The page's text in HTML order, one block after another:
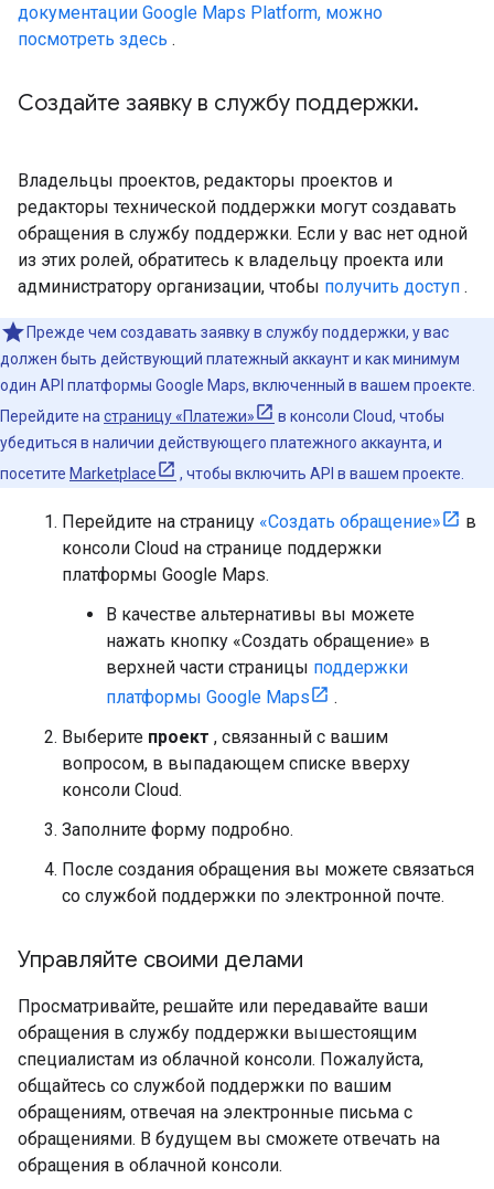
документации Google Maps Platform, можно
посмотреть здесь .
Создайте заявку в службу поддержки.
Владельцы проектов, редакторы проектов и
редакторы технической поддержки могут создавать
обращения в службу поддержки. Если у вас нет одной
из этих ролей, обратитесь к владельцу проекта или
администратору организации, чтобы получить доступ .
Прежде чем создавать заявку в службу поддержки, у вас
должен быть действующий платежный аккаунт и как минимум
один API платформы Google Maps, включенный в вашем проекте.
Перейдите на страницу «Платежи»
в консоли Cloud, чтобы
убедиться в наличии действующего платежного аккаунта, и
посетите Marketplace , чтобы включить API в вашем проекте.
Перейдите на страницу «Создать обращение»
в
консоли Cloud на странице поддержки
платформы Google Maps.
В качестве альтернативы вы можете
нажать кнопку «Создать обращение» в
верхней части страницы поддержки
платформы Google Maps
.
Выберите проект , связанный с вашим
вопросом, в выпадающем списке вверху
консоли Cloud.
Заполните форму подробно.
После создания обращения вы можете связаться
со службой поддержки по электронной почте.
Управляйте своими делами
Просматривайте, решайте или передавайте ваши
обращения в службу поддержки вышестоящим
специалистам из облачной консоли. Пожалуйста,
общайтесь со службой поддержки по вашим
обращениям, отвечая на электронные письма с
обращениями. В будущем вы сможете отвечать на
обращения в облачной консоли.